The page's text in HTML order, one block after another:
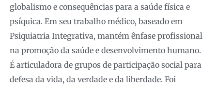
globalismo e consequências para a saúde física e
psíquica. Em seu trabalho médico, baseado em
Psiquiatria Integrativa, mantém ênfase profissional
na promoção da saúde e desenvolvimento humano.
É articuladora de grupos de participação social para
defesa da vida, da verdade e da liberdade. Foi